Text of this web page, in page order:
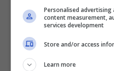
significa chenon
normale stipendio,
aumenterà
Personalised
content measurement,
services development
Store and/or access
Learn more